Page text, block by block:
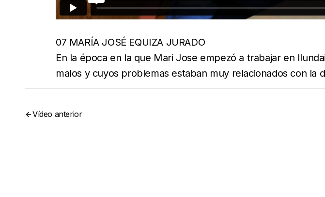
07 MARÍA JOSÉ EQUIZA JURADO
En la época en la que Mari Jose empezó a trabajar en
malos y cuyos problemas estaban muy relacionados con la
Vídeo anterior